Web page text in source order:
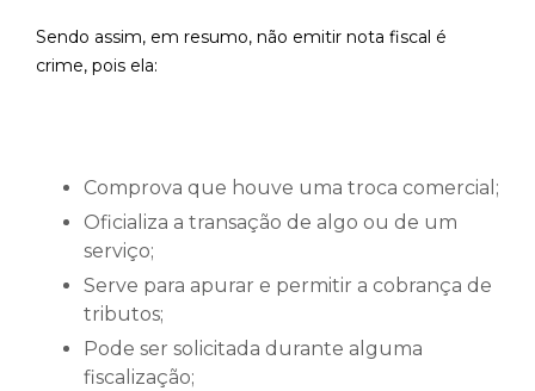
Sendo assim, em resumo, não emitir nota fiscal é
crime, pois ela:
Comprova que houve uma troca comercial;
Oficializa a transação de algo ou de um
serviço;
Serve para apurar e permitir a cobrança de
tributos;
Pode ser solicitada durante alguma
fiscalização;